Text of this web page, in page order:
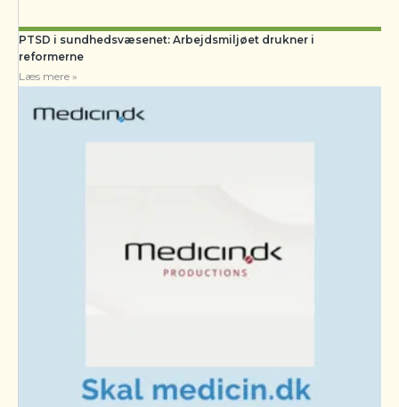
PTSD i sundhedsvæsenet: Arbejdsmiljøet drukner i
reformerne
Læs mere »